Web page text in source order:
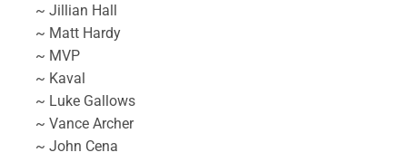
~ Jillian Hall
~ Matt Hardy
~ MVP
~ Kaval
~ Luke Gallows
~ Vance Archer
~ John Cena